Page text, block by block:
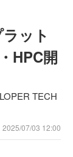
ット
HPC開
TECH
2025/07/03 12:00